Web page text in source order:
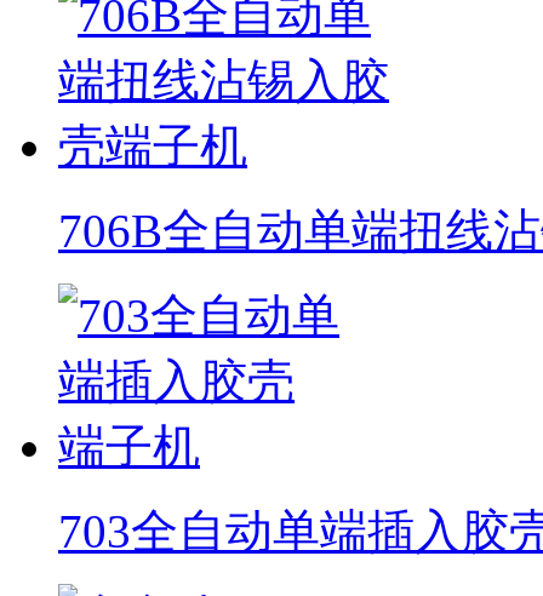
706B全自动单端扭线
703全自动单端插入胶